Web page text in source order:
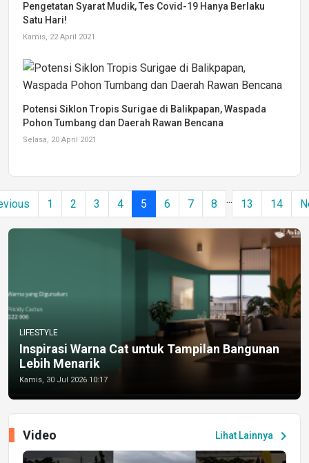
Pengetatan Syarat Mudik, Tes Covid-19 Hanya Berlaku
Satu Hari!
Kamis, 22 April 2021
Potensi Siklon Tropis Surigae di Balikpapan, Waspada
Pohon Tumbang dan Daerah Rawan Bencana
Selasa, 20 April 2021
1 2 3 4 5 6 7 8 ... 13 14
LIFESTYLE
Inspirasi Warna Cat untuk Tampilan Bangunan
Lebih Menarik
Kamis, 30 Jul 2026 10:17
Lihat Lainnya chevron_right
Video